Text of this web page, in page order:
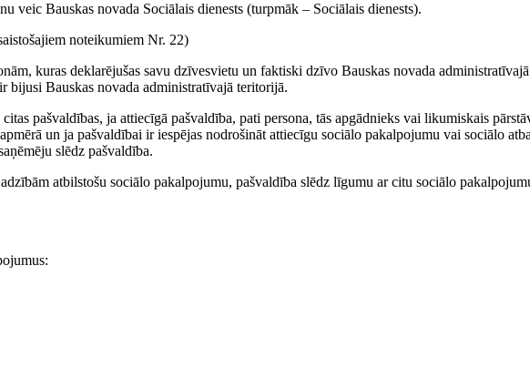
veic Bauskas novada Sociālais dienests (turpmāk – Sociālais dienests).
noteikumiem Nr. 22)
kuras deklarējušas savu dzīvesvietu un faktiski dzīvo Bauskas novada
bijusi Bauskas novada administratīvajā teritorijā.
pašvaldības, ja attiecīgā pašvaldība, pati persona, tās apgādnieks vai likumiskais
un ja pašvaldībai ir iespējas nodrošināt attiecīgu sociālo pakalpojumu vai sociālo
slēdz pašvaldība.
atbilstošu sociālo pakalpojumu, pašvaldība slēdz līgumu ar citu sociālo